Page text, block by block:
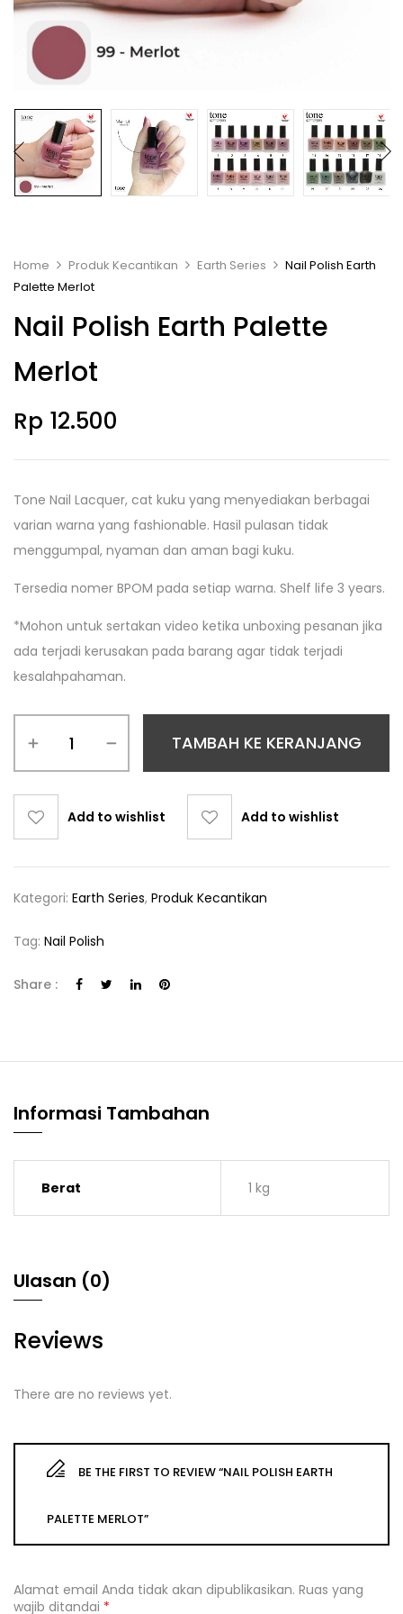
Home Produk Kecantikan Earth Series
Nail Polish Earth
Palette Merlot
Nail Polish Earth Palette
Merlot
Rp 12.500
Tone Nail Lacquer, cat kuku yang menyediakan berbagai
varian warna yang fashionable. Hasil pulasan tidak
menggumpal, nyaman dan aman bagi kuku.
Tersedia nomer BPOM pada setiap warna. Shelf life 3 years.
*Mohon untuk sertakan video ketika unboxing pesanan jika
ada terjadi kerusakan pada barang agar tidak terjadi
kesalahpahaman.
TAMBAH KE KERANJANG
Add to wishlist Add to wishlist
Kategori: Earth Series, Produk Kecantikan
Tag: Nail Polish
Share :
Informasi Tambahan
Berat 1 kg
Ulasan (0)
Reviews
There are no reviews yet.
BE THE FIRST TO REVIEW “NAIL POLISH EARTH
PALETTE MERLOT”
Alamat email Anda tidak akan dipublikasikan. Ruas yang
wajib ditandai *